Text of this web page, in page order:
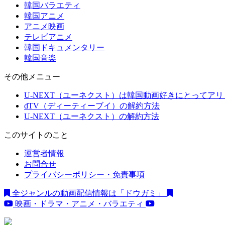
韓国バラエティ
韓国アニメ
アニメ映画
テレビアニメ
韓国ドキュメンタリー
韓国音楽
その他メニュー
U-NEXT（ユーネクスト）は韓国動画好きにとってア
dTV（ディーティーブイ）の解約方法
U-NEXT（ユーネクスト）の解約方法
このサイトのこと
運営者情報
お問合せ
プライバシーポリシー・免責事項
全ジャンルの動画配信情報は「ドウガミ」
映画・ドラマ・アニメ・バラエティ